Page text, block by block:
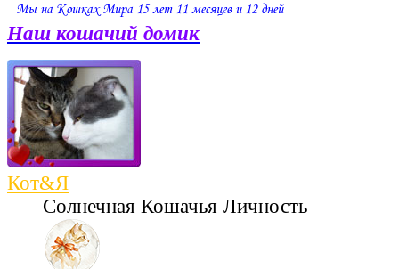
Наш кошачий домик
Кот&Я
Солнечная Кошачья Личность